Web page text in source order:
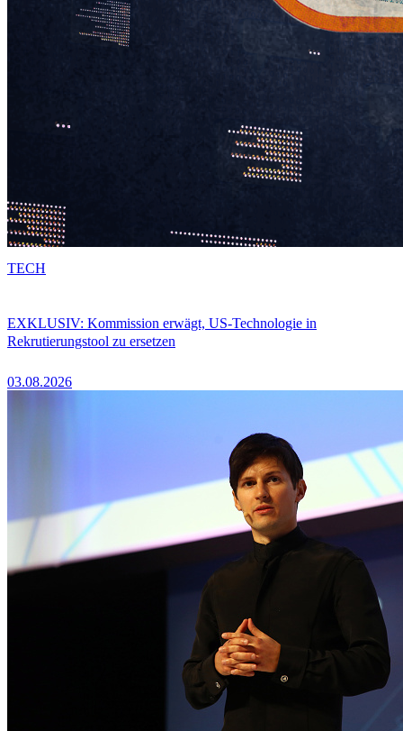
EXKLUSIV: Kommission erwägt, US-Technologie in
Rekrutierungstool zu ersetzen
03.08.2026
TECH